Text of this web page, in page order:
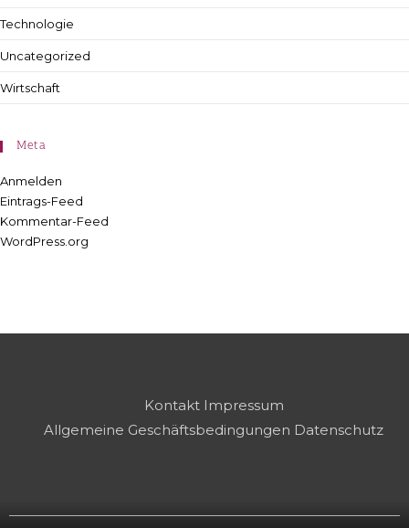
Technologie
Uncategorized
Wirtschaft
Meta
Anmelden
Eintrags-Feed
Kommentar-Feed
WordPress.org
Kontakt Impressum
Allgemeine Geschäftsbedingungen Datenschutz